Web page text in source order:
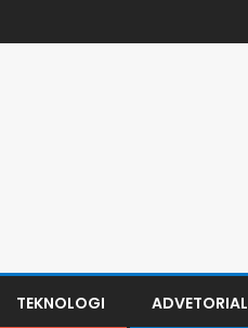
TEKNOLOGI ADVETORIAL